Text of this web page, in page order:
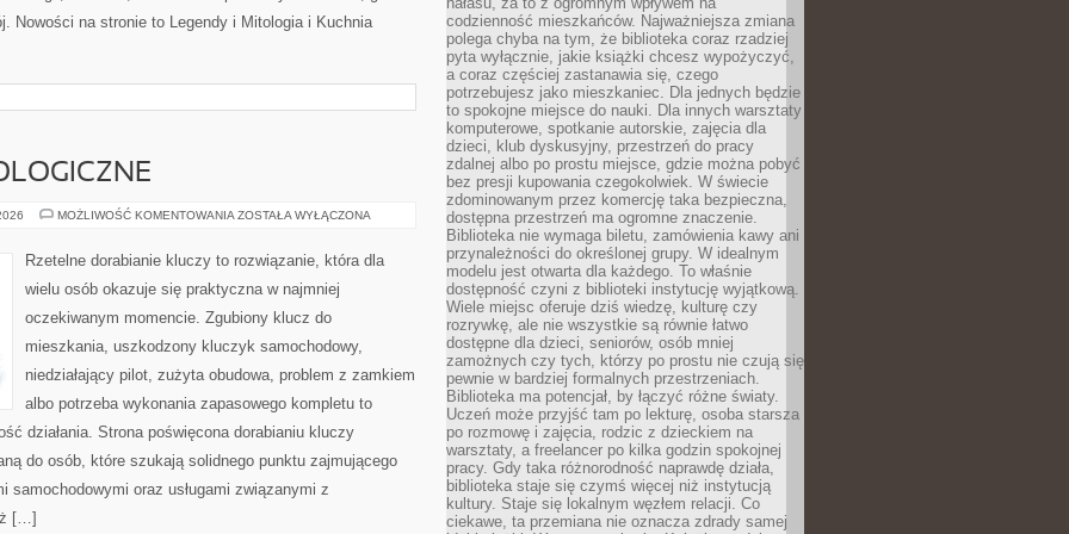
Nowości na stronie to Legendy i Mitologia i Kuchnia
MOŻLIWOŚĆ KOMENTOWANIA NOWINKI
ZOSTAŁA WYŁĄCZONA
Rzetelne dorabianie kluczy to rozwiązanie, która dla
wielu osób okazuje się praktyczna w najmniej
oczekiwanym momencie. Zgubiony klucz do
mieszkania, uszkodzony kluczyk samochodowy,
niedziałający pilot, zużyta obudowa, problem z zamkiem
albo potrzeba wykonania zapasowego kompletu to
działania. Strona poświęcona dorabianiu kluczy
do osób, które szukają solidnego punktu zajmującego
oraz usługami związanymi z
[…]
codzienność mieszkańców. Najważniejsza zmiana
polega chyba na tym, że biblioteka coraz rzadziej
pyta wyłącznie, jakie książki chcesz wypożyczyć,
a coraz częściej zastanawia się, czego
potrzebujesz jako mieszkaniec. Dla jednych będzie
to spokojne miejsce do nauki. Dla innych warsztaty
komputerowe, spotkanie autorskie, zajęcia dla
dzieci, klub dyskusyjny, przestrzeń do pracy
zdalnej albo po prostu miejsce, gdzie można pobyć
bez presji kupowania czegokolwiek. W świecie
zdominowanym przez komercję taka bezpieczna,
dostępna przestrzeń ma ogromne znaczenie.
Biblioteka nie wymaga biletu, zamówienia kawy ani
przynależności do określonej grupy. W idealnym
modelu jest otwarta dla każdego. To właśnie
dostępność czyni z biblioteki instytucję wyjątkową.
Wiele miejsc oferuje dziś wiedzę, kulturę czy
rozrywkę, ale nie wszystkie są równie łatwo
dostępne dla dzieci, seniorów, osób mniej
zamożnych czy tych, którzy po prostu nie czują się
pewnie w bardziej formalnych przestrzeniach.
Biblioteka ma potencjał, by łączyć różne światy.
Uczeń może przyjść tam po lekturę, osoba starsza
po rozmowę i zajęcia, rodzic z dzieckiem na
warsztaty, a freelancer po kilka godzin spokojnej
pracy. Gdy taka różnorodność naprawdę działa,
biblioteka staje się czymś więcej niż instytucją
kultury. Staje się lokalnym węzłem relacji. Co
ciekawe, ta przemiana nie oznacza zdrady samej